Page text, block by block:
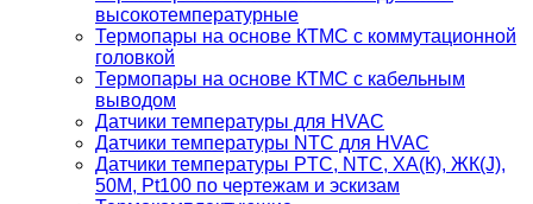
высокотемпературные
Термопары на основе КТМС с коммутационной
головкой
Термопары на основе КТМС с кабельным
выводом
Датчики температуры для HVAC
Датчики температуры NTC для HVAC
Датчики температуры PTС, NTC, ХА(К), ЖК(J),
50М, Pt100 по чертежам и эскизам